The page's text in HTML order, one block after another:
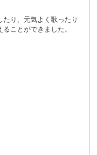
たり、元気よく歌ったり
ことができました。